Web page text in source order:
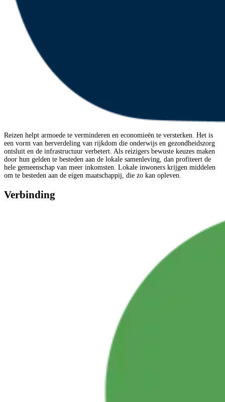
Reizen helpt armoede te verminderen en economieën te versterken. Het is
een vorm van herverdeling van rijkdom die onderwijs en gezondheidszorg
ontsluit en de infrastructuur verbetert. Als reizigers bewuste keuzes maken
door hun gelden te besteden aan de lokale samenleving, dan profiteert de
hele gemeenschap van meer inkomsten. Lokale inwoners krijgen middelen
om te besteden aan de eigen maatschappij, die zo kan opleven.
Verbinding